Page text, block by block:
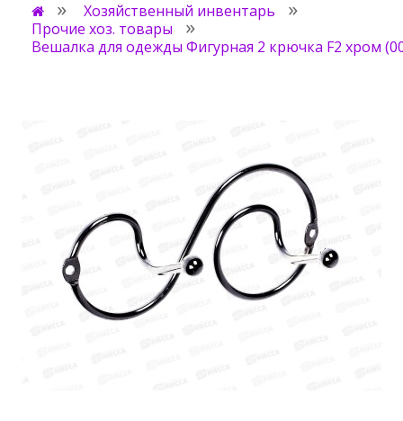
Хозяйственный инвентарь
Прочие хоз. товары
Вешалка для одежды Фигурная 2 крючка F2 хром